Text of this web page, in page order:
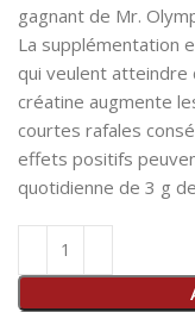
gagnant de Mr.
La supplémentation
qui veulent atteindre
créatine augmente
courtes rafales
effets positifs
quotidienne de 3 g